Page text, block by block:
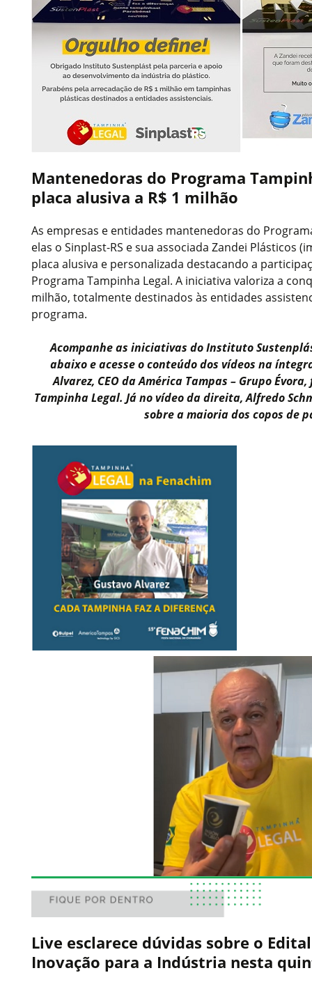
Mantenedoras do Programa
placa alusiva a R$ 1 milhão
As empresas e entidades mantenedoras do
elas o Sinplast-RS e sua associada Zandei Plásticos
placa alusiva e personalizada destacando a
Programa Tampinha Legal. A iniciativa valoriza a
milhão, totalmente destinados às entidades
programa.
Acompanhe as iniciativas do Instituto
abaixo e acesse o conteúdo dos vídeos na
Alvarez, CEO da América Tampas – Grupo
Tampinha Legal. Já no vídeo da direita, Alfredo
sobre a maioria dos copos de
Live esclarece dúvidas sobre o
Inovação para a Indústria nesta